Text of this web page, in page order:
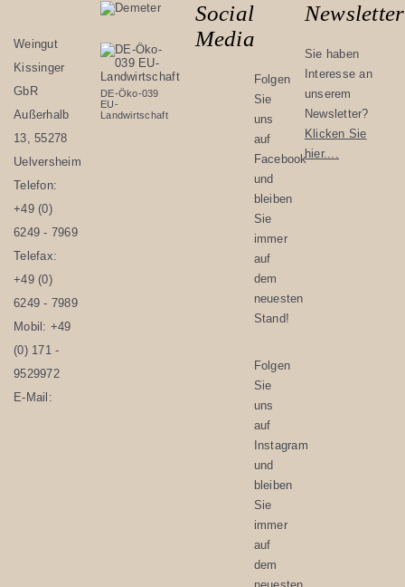
Weingut
Kissinger
GbR
Außerhalb
13, 55278
Uelversheim
Telefon:
+49 (0)
6249 - 7969
Telefax:
+49 (0)
6249 - 7989
Mobil: +49
(0) 171 -
9529972
E-Mail:
DE-Öko-039
EU-
Landwirtschaft
Social
Media
Folgen
Sie
uns
auf
Facebook
und
bleiben
Sie
immer
auf
dem
neuesten
Stand!
Folgen
Sie
uns
auf
Instagram
und
bleiben
Sie
immer
auf
dem
Newsletter
Sie haben
Interesse an
unserem
Newsletter?
Klicken Sie
hier....